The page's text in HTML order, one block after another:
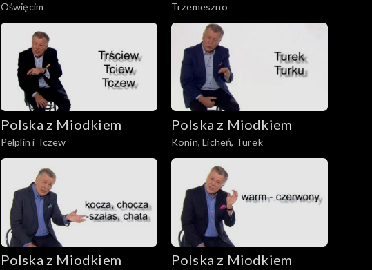
Oświęcim Trzemeszno
Polska z Miodkiem
Pelplin i Tczew
Polska z Miodkiem
Konin, Licheń, Turek
Polska z Miodkiem Polska z Miodkiem